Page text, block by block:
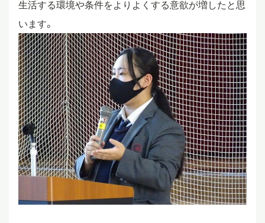
教員ブログ
在校生・保護者・卒業生の方へ
生活する環境や条件をよりよくする意欲が増したと思
います。